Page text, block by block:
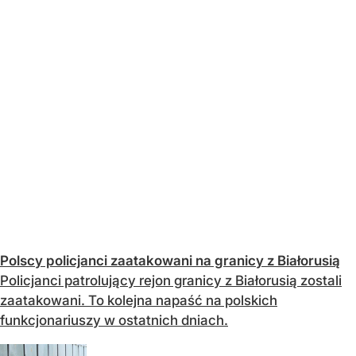
Polscy policjanci zaatakowani na granicy z Białorusią
Policjanci patrolujący rejon granicy z Białorusią zostali
zaatakowani. To kolejna napaść na polskich
funkcjonariuszy w ostatnich dniach.